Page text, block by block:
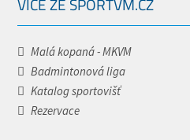
Malá kopaná - MKVM
Badmintonová liga
Katalog sportovišť
Rezervace